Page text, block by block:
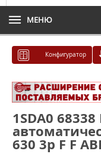
МЕНЮ
Конфигуратор
1SDA0
630 3p F F